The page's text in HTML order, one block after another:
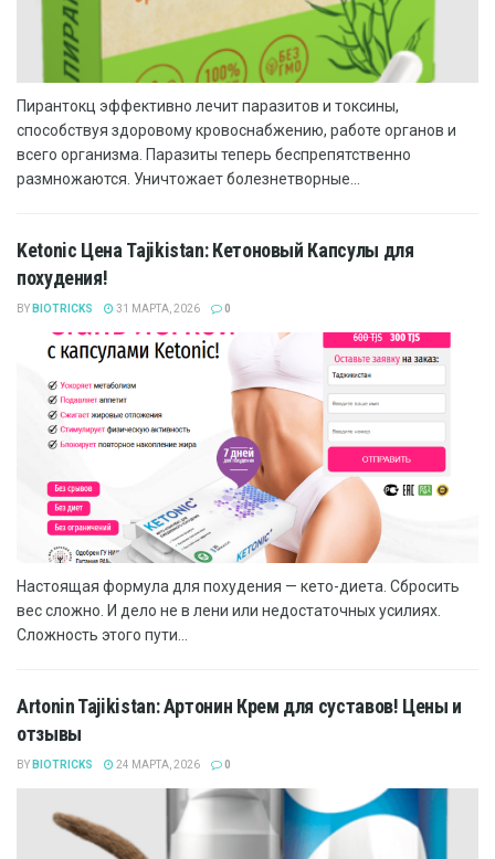
Пирантокц эффективно лечит паразитов и токсины,
способствуя здоровому кровоснабжению, работе органов и
всего организма. Паразиты теперь беспрепятственно
размножаются. Уничтожает болезнетворные...
Ketonic Цена Tajikistan: Кетоновый Капсулы для
похудения!
BY BIOTRICKS 31 МАРТА, 2026 0
Настоящая формула для похудения — кето-диета. Сбросить
вес сложно. И дело не в лени или недостаточных усилиях.
Сложность этого пути...
Artonin Tajikistan: Артонин Крем для суставов! Цены и
отзывы
BY BIOTRICKS 24 МАРТА, 2026 0